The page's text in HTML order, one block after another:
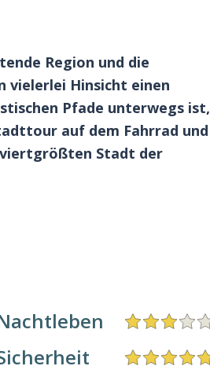
Region und die
vielerlei Hinsicht einen
Pfade unterwegs ist,
auf dem Fahrrad und
Stadt der